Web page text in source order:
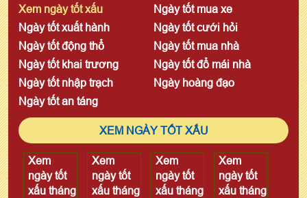
Xem ngày tốt xấu
Ngày tốt mua xe
Ngày tốt xuất hành
Ngày tốt cưới hỏi
Ngày tốt động thổ
Ngày tốt mua nhà
Ngày tốt khai trương
Ngày tốt đổ mái nhà
Ngày tốt nhập trạch
Ngày hoàng đạo
Ngày tốt an táng
XEM NGÀY TỐT XẤU
Xem
ngày tốt
xấu tháng
Xem
ngày tốt
xấu tháng
Xem
ngày tốt
xấu tháng
Xem
ngày tốt
xấu tháng